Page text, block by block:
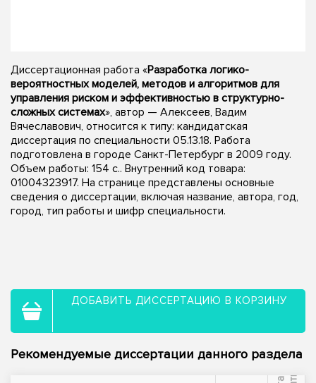
Диссертационная работа «Разработка логико-
вероятностных моделей, методов и алгоритмов для
управления риском и эффективностью в структурно-
сложных системах», автор — Алексеев, Вадим
Вячеславович, относится к типу: кандидатская
диссертация по специальности 05.13.18. Работа
подготовлена в городе Санкт-Петербург в 2009 году.
Объем работы: 154 с.. Внутренний код товара:
01004323917. На странице представлены основные
сведения о диссертации, включая название, автора, год,
город, тип работы и шифр специальности.
ДОБАВИТЬ ДИССЕРТАЦИЮ В КОРЗИНУ
Рекомендуемые диссертации данного раздела